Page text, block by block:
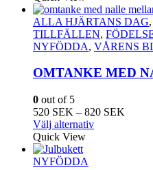
ALLA HJÄRTANS DAG,
TILLFÄLLEN,
NYFÖDDA, VÅRENS
OMTANKE MED
0 out of 5
520 SEK – 820 SEK
Välj alternativDen
Quick View
NYFÖDDA